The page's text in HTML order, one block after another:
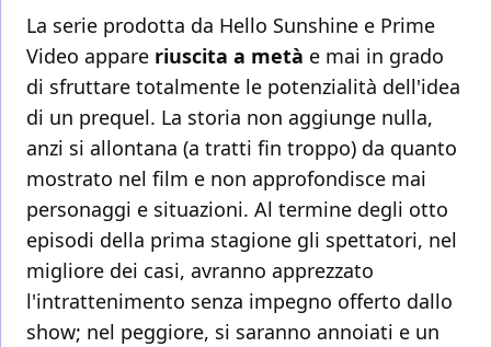
La serie prodotta da Hello Sunshine e Prime
Video appare riuscita a metà e mai in grado
di sfruttare totalmente le potenzialità dell'idea
di un prequel. La storia non aggiunge nulla,
anzi si allontana (a tratti fin troppo) da quanto
mostrato nel film e non approfondisce mai
personaggi e situazioni. Al termine degli otto
episodi della prima stagione gli spettatori, nel
migliore dei casi, avranno apprezzato
l'intrattenimento senza impegno offerto dallo
show; nel peggiore, si saranno annoiati e un